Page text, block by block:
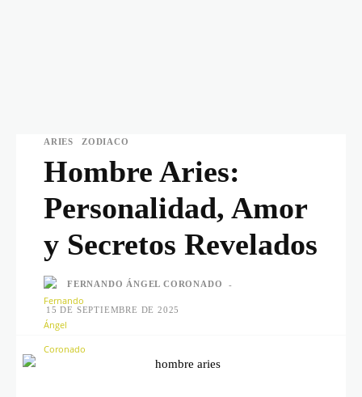
ARIES ZODIACO
Hombre Aries:
Personalidad, Amor
y Secretos Revelados
FERNANDO ÁNGEL CORONADO -
15 DE SEPTIEMBRE DE 2025